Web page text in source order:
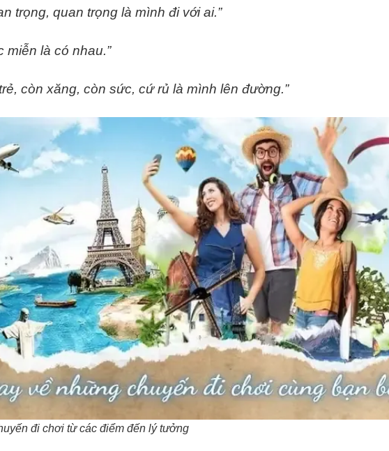
trọng, quan trọng là mình đi với ai.”
miễn là có nhau.”
còn xăng, còn sức, cứ rủ là mình lên đường.”
đi chơi từ các điểm đến lý tưởng